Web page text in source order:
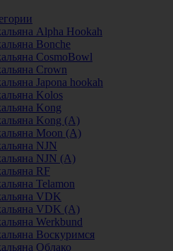
Alpha Hookah
Bonche
CosmoBowl
Crown
Japona hookah
Kolos
Kong
Kong (A)
Moon (А)
NJN
NJN (А)
RF
Telamon
VDK
VDK (А)
Werkbund
Воскуримся
Облако